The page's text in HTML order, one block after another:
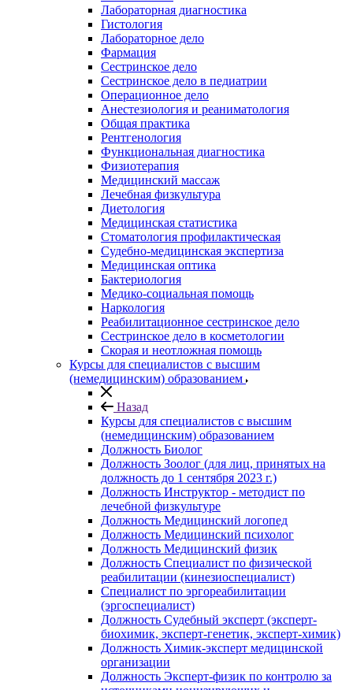
Лабораторная диагностика
Гистология
Лабораторное дело
Фармация
Сестринское дело
Сестринское дело в педиатрии
Операционное дело
Анестезиология и реаниматология
Общая практика
Рентгенология
Функциональная диагностика
Физиотерапия
Медицинский массаж
Лечебная физкультура
Диетология
Медицинская статистика
Стоматология профилактическая
Судебно-медицинская экспертиза
Медицинская оптика
Бактериология
Медико-социальная помощь
Наркология
Реабилитационное сестринское дело
Сестринское дело в косметологии
Скорая и неотложная помощь
Курсы для специалистов с высшим
(немедицинским) образованием
Назад
Курсы для специалистов с высшим
(немедицинским) образованием
Должность Биолог
Должность Зоолог (для лиц, принятых на
должность до 1 сентября 2023 г.)
Должность Инструктор - методист по
лечебной физкультуре
Должность Медицинский логопед
Должность Медицинский психолог
Должность Медицинский физик
Должность Специалист по физической
реабилитации (кинезиоспециалист)
Специалист по эргореабилитации
(эргоспециалист)
Должность Судебный эксперт (эксперт-
биохимик, эксперт-генетик, эксперт-химик)
Должность Химик-эксперт медицинской
организации
Должность Эксперт-физик по контролю за